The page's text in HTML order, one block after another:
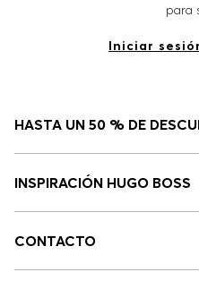
para
Iniciar
HASTA UN 50 % DE
INSPIRACIÓN HUGO BOSS
CONTACTO